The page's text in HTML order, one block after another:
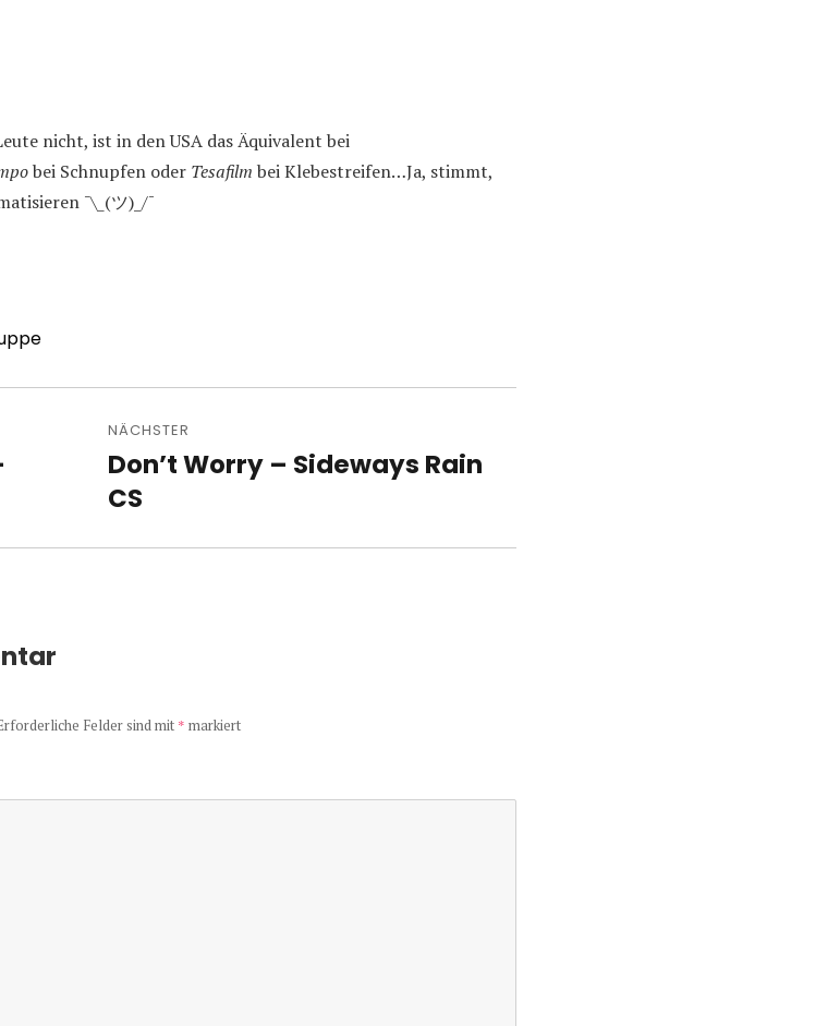
nicht, ist in den USA das Äquivalent bei
bei Schnupfen oder Tesafilm bei Klebestreifen…Ja, stimmt,
¯\_(ツ)_/¯
NÄCHSTER
Nächster
Beitrag:
Don’t Worry – Sideways Rain
CS
Felder sind mit * markiert